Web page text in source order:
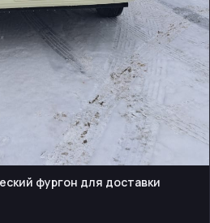
фургон для доставки